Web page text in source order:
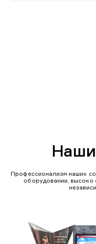
Профессионализм наших
оборудовании, высоко